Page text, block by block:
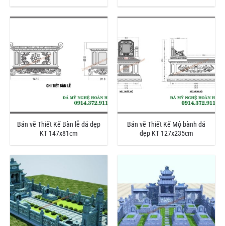
Bản vẽ Thiết Kế Bàn lễ đá đẹp
KT 147x81cm
Bản vẽ Thiết Kế Mộ bành đá
đẹp KT 127x235cm